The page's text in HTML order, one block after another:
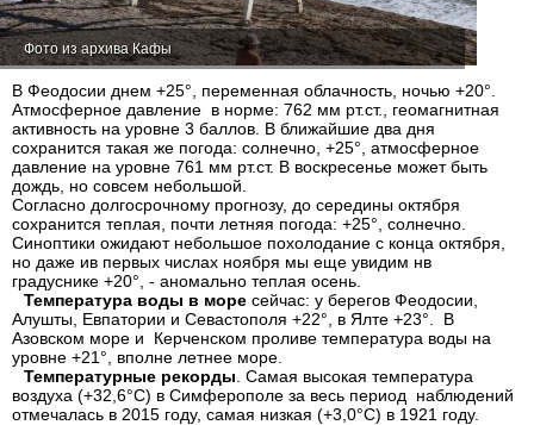
Фото из архива Кафы
В Феодосии днем +25°, переменная облачность, ночью +20°.
Атмосферное давление в норме: 762 мм рт.ст., геомагнитная
активность на уровне 3 баллов. В ближайшие два дня
сохранится такая же погода: солнечно, +25°, атмосферное
давление на уровне 761 мм рт.ст. В воскресенье может быть
дождь, но совсем небольшой.
Согласно долгосрочному прогнозу, до середины октября
сохранится теплая, почти летняя погода: +25°, солнечно.
Синоптики ожидают небольшое похолодание с конца октября,
но даже ив первых числах ноября мы еще увидим нв
градуснике +20°, - аномально теплая осень.
Температура воды в море сейчас: у берегов Феодосии,
Алушты, Евпатории и Севастополя +22°, в Ялте +23°. В
Азовском море и Керченском проливе температура воды на
уровне +21°, вполне летнее море.
Температурные рекорды . Самая высокая температура
воздуха (+32,6°С) в Симферополе за весь период наблюдений
отмечалась в 2015 году, самая низкая (+3,0°С) в 1921 году.